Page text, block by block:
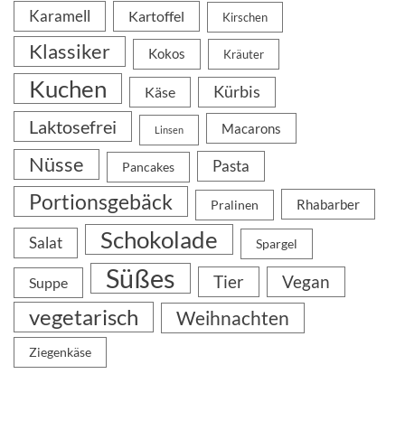
Karamell Kartoffel Kirschen
Klassiker Kokos Kräuter
Kuchen Käse Kürbis
Laktosefrei Linsen Macarons
Nüsse Pancakes Pasta
Portionsgebäck Pralinen Rhabarber
Salat Schokolade Spargel
Suppe Süßes Tier Vegan
vegetarisch Weihnachten
Ziegenkäse